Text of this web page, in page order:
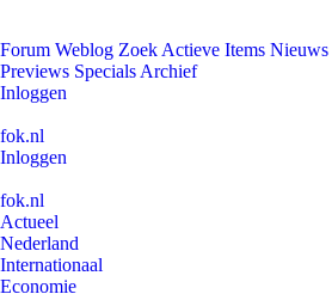
Forum Weblog Zoek Actieve Items Nieuws
Previews Specials Archief
Inloggen
fok.nl
Inloggen
fok.nl
Actueel
Nederland
Internationaal
Economie